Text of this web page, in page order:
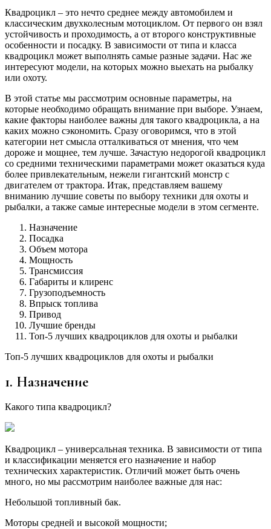
Квадроцикл – это нечто среднее между автомобилем и
классическим двухколесным мотоциклом. От первого он взял
устойчивость и проходимость, а от второго конструктивные
особенности и посадку. В зависимости от типа и класса
квадроцикл может выполнять самые разные задачи. Нас же
интересуют модели, на которых можно выехать на рыбалку
или охоту.
В этой статье мы рассмотрим основные параметры, на
которые необходимо обращать внимание при выборе. Узнаем,
какие факторы наиболее важны для такого квадроцикла, а на
каких можно сэкономить. Сразу оговоримся, что в этой
категории нет смысла отталкиваться от мнения, что чем
дороже и мощнее, тем лучше. Зачастую недорогой квадроцикл
со средними техническими параметрами может оказаться куда
более привлекательным, нежели гигантский монстр с
двигателем от трактора. Итак, представляем вашему
вниманию лучшие советы по выбору техники для охоты и
рыбалки, а также самые интересные модели в этом сегменте.
Назначение
Посадка
Объем мотора
Мощность
Трансмиссия
Габариты и клиренс
Грузоподъемность
Впрыск топлива
Привод
Лучшие бренды
Топ-5 лучших квадроциклов для охоты и рыбалки
Топ-5 лучших квадроциклов для охоты и рыбалки
1. Назначение
Какого типа квадроцикл?
Квадроцикл – универсальная техника. В зависимости от типа
и классификации меняется его назначение и набор
технических характеристик. Отличий может быть очень
много, но мы рассмотрим наиболее важные для нас:
Небольшой топливный бак.
Моторы средней и высокой мощности;